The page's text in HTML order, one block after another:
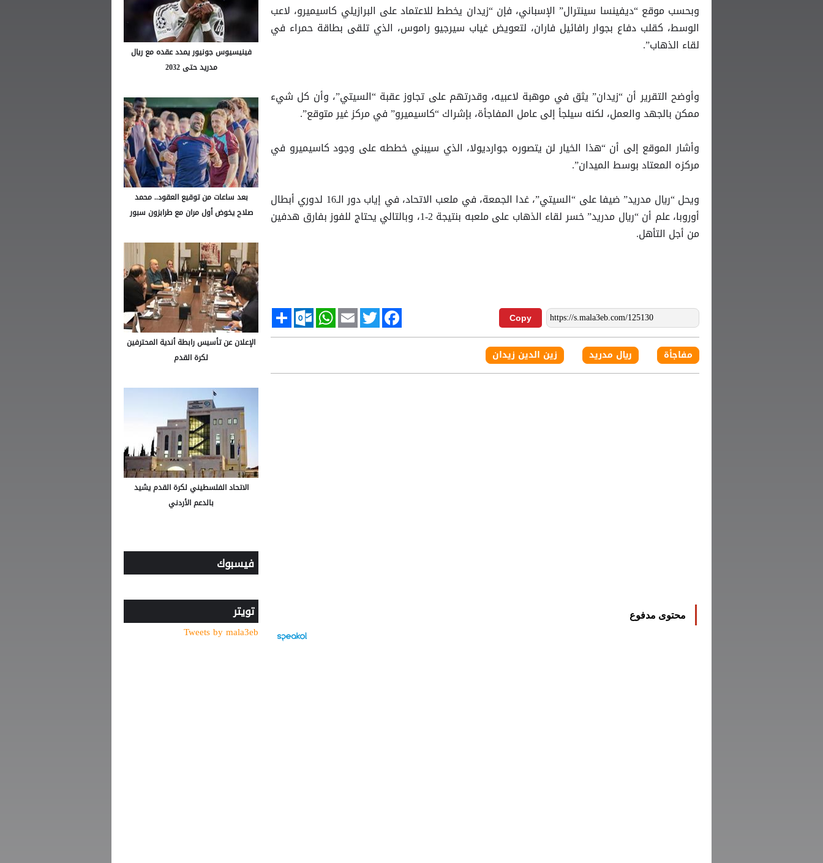
وبحسب موقع “ديفينسا سينترال” الإسباني، فإن “زيدان يخطط للاعتماد على البرازيلي كاسيميرو، لاعب
الوسط، كقلب دفاع بجوار رافائيل فاران، لتعويض غياب سيرجيو راموس، الذي تلقى بطاقة حمراء في
لقاء الذهاب”.
وأوضح التقرير أن “زيدان” يثق في موهبة لاعبيه، وقدرتهم على تجاوز عقبة “السيتي”، وأن كل شيء
ممكن بالجهد والعمل، لكنه سيلجأ إلى عامل المفاجأة، بإشراك “كاسيميرو” في مركز غير متوقع”.
وأشار الموقع إلى أن “هذا الخيار لن يتصوره جوارديولا، الذي سيبني خططه على وجود كاسيميرو في
مركزه المعتاد بوسط الميدان”.
ويحل “ريال مدريد” ضيفا على “السيتي”، غدا الجمعة، في ملعب الاتحاد، في إياب دور الـ16 لدوري أبطال
أوروبا، علم أن “ريال مدريد” خسر لقاء الذهاب على ملعبه بنتيجة 2-1، وبالتالي يحتاج للفوز بفارق هدفين
من أجل التأهل.
Copy
Facebook
Twitter
Email
WhatsApp
Outlook.com
Share
مفاجأة ريال مدريد زين الدين زيدان
محتوى مدفوع
فينيسيوس جونيور يمدد عقده مع ريال
مدريد حتى 2032
بعد ساعات من توقيع العقود.. محمد
صلاح يخوض أول مران مع طرابزون سبور
الإعلان عن تأسيس رابطة أندية المحترفين
لكرة القدم
الاتحاد الفلسطيني لكرة القدم يشيد
بالدعم الأردني
فيسبوك
تويتر
Tweets by mala3eb